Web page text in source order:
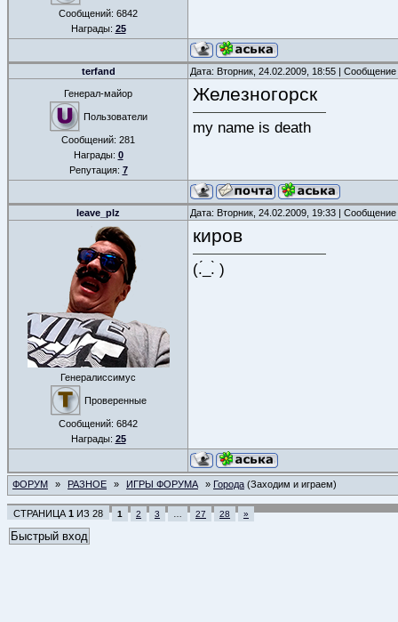
Сообщений: 6842
Награды: 25
terfand Дата: Вторник, 24.02.2009, 18:55 |
Генерал-майор
Пользователи
Сообщений: 281
Награды: 0
Репутация: 7
Железногорск
my name is death
leave_plz Дата: Вторник, 24.02.2009, 19:33 |
Генералиссимус
Проверенные
Сообщений: 6842
Награды: 25
киров
(.́_.̀ )
ФОРУМ » РАЗНОЕ » ИГРЫ ФОРУМА » Города (Заходим и играем)
СТРАНИЦА 1 ИЗ 28 1 2 3 27 28 »